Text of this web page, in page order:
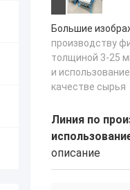
Большие
производству
толщиной 3-25
и
качестве сырья
Линия по
описание